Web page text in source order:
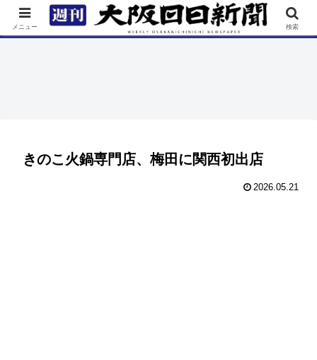
TOP 特集 ニュース 連載 街ネタ イベント
きのこ火鍋専門店、梅田に関西初出店
2026.05.21
メニュー 検索